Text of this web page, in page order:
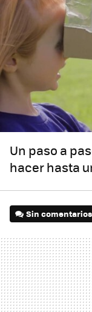
Un paso a
hacer hasta
Sin comentarios